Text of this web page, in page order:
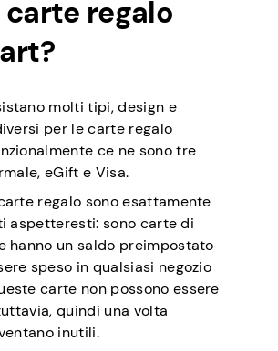
regalo
molti tipi, design e
per le carte regalo
ce ne sono tre
eGift e Visa.
regalo sono esattamente
aspetteresti: sono carte di
hanno un saldo preimpostato
speso in qualsiasi negozio
carte non possono essere
quindi una volta
inutili.